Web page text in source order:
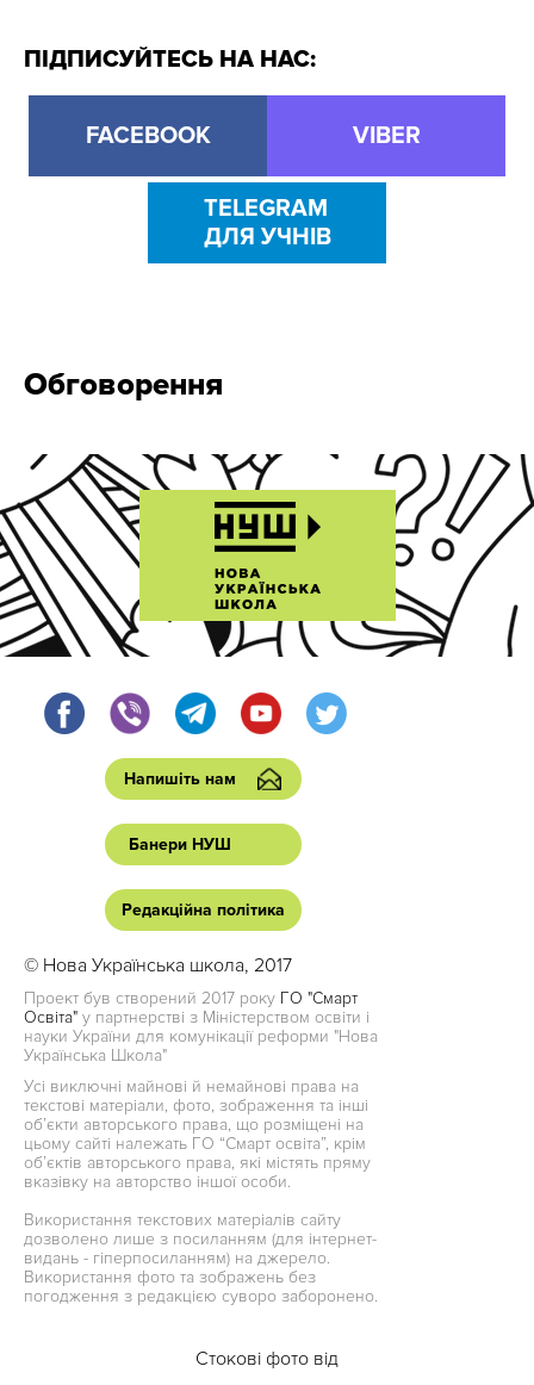
ПІДПИСУЙТЕСЬ НА НАС:
FACEBOOK VIBER
TELEGRAM
ДЛЯ УЧНІВ
Обговорення
Напишіть нам
Банери НУШ
Редакційна політика
© Нова Українська школа, 2017
Проект був створений 2017 року ГО "Смарт
Освіта" у партнерстві з Міністерством освіти і
науки України для комунікації реформи "Нова
Українська Школа"
Усі виключні майнові й немайнові права на
текстові матеріали, фото, зображення та інші
об’єкти авторського права, що розміщені на
цьому сайті належать ГО “Смарт освіта”, крім
об’єктів авторського права, які містять пряму
вказівку на авторство іншої особи.
Використання текстових матеріалів сайту
дозволено лише з посиланням (для інтернет-
видань - гіперпосиланням) на джерело.
Використання фото та зображень без
погодження з редакцією суворо заборонено.
Стокові фото від